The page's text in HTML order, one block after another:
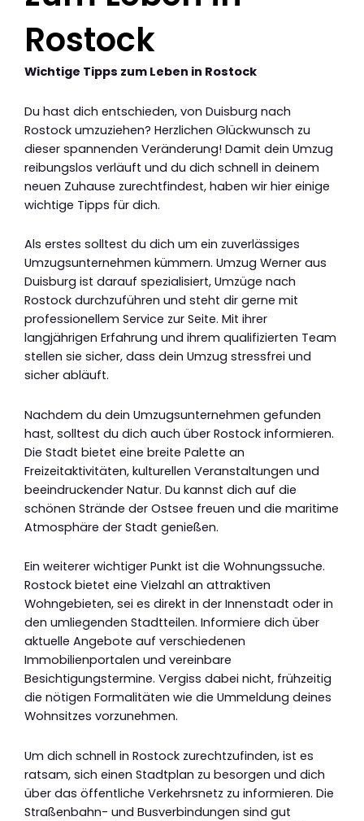
Rostock
Wichtige Tipps zum Leben in Rostock
Du hast dich entschieden, von Duisburg nach
Rostock umzuziehen? Herzlichen Glückwunsch zu
dieser spannenden Veränderung! Damit dein Umzug
reibungslos verläuft und du dich schnell in deinem
neuen Zuhause zurechtfindest, haben wir hier einige
wichtige Tipps für dich.
Als erstes solltest du dich um ein zuverlässiges
Umzugsunternehmen kümmern. Umzug Werner aus
Duisburg ist darauf spezialisiert, Umzüge nach
Rostock durchzuführen und steht dir gerne mit
professionellem Service zur Seite. Mit ihrer
langjährigen Erfahrung und ihrem qualifizierten Team
stellen sie sicher, dass dein Umzug stressfrei und
sicher abläuft.
Nachdem du dein Umzugsunternehmen gefunden
hast, solltest du dich auch über Rostock informieren.
Die Stadt bietet eine breite Palette an
Freizeitaktivitäten, kulturellen Veranstaltungen und
beeindruckender Natur. Du kannst dich auf die
schönen Strände der Ostsee freuen und die maritime
Atmosphäre der Stadt genießen.
Ein weiterer wichtiger Punkt ist die Wohnungssuche.
Rostock bietet eine Vielzahl an attraktiven
Wohngebieten, sei es direkt in der Innenstadt oder in
den umliegenden Stadtteilen. Informiere dich über
aktuelle Angebote auf verschiedenen
Immobilienportalen und vereinbare
Besichtigungstermine. Vergiss dabei nicht, frühzeitig
die nötigen Formalitäten wie die Ummeldung deines
Wohnsitzes vorzunehmen.
Um dich schnell in Rostock zurechtzufinden, ist es
ratsam, sich einen Stadtplan zu besorgen und dich
über das öffentliche Verkehrsnetz zu informieren. Die
Straßenbahn- und Busverbindungen sind gut